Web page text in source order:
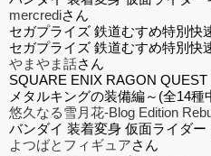
mercrediさん
セガプライズ 鉄道むすめ特別快
セガプライズ 鉄道むすめ特別快
やまやま話さん
SQUARE ENIX RAGON
メタルキングの装備編～(全14種
悠久なる雪月花-Blog Edition
バンダイ 装着変身 仮面ライダ
よつばとフィギュアさん